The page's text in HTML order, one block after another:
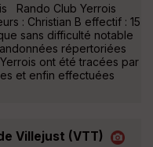
Rando Club Yerrois
: Christian B effectif : 15
sans difficulté notable
répertoriées
ont été tracées par
et enfin effectuées
Villejust (VTT)